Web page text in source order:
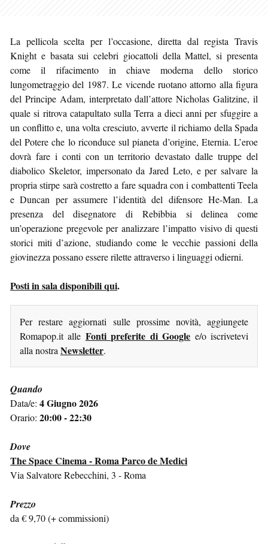
La pellicola scelta per l’occasione, diretta dal regista Travis
Knight e basata sui celebri giocattoli della Mattel, si presenta
come il rifacimento in chiave moderna dello storico
lungometraggio del 1987. Le vicende ruotano attorno alla figura
del Principe Adam, interpretato dall’attore Nicholas Galitzine, il
quale si ritrova catapultato sulla Terra a dieci anni per sfuggire a
un conflitto e, una volta cresciuto, avverte il richiamo della Spada
del Potere che lo riconduce sul pianeta d’origine, Eternia. L’eroe
dovrà fare i conti con un territorio devastato dalle truppe del
diabolico Skeletor, impersonato da Jared Leto, e per salvare la
propria stirpe sarà costretto a fare squadra con i combattenti Teela
e Duncan per assumere l’identità del difensore He-Man. La
presenza del disegnatore di Rebibbia si delinea come
un’operazione pregevole per analizzare l’impatto visivo di questi
storici miti d’azione, studiando come le vecchie passioni della
giovinezza possano essere rilette attraverso i linguaggi odierni.
Posti in sala disponibili qui.
Per restare aggiornati sulle prossime novità, aggiungete
Romapop.it alle Fonti preferite di Google e/o iscrivetevi
alla nostra Newsletter.
Quando
Data/e: 4 Giugno 2026
Orario: 20:00 - 22:30
Dove
The Space Cinema - Roma Parco de Medici
Via Salvatore Rebecchini, 3 - Roma
Prezzo
da € 9,70 (+ commissioni)